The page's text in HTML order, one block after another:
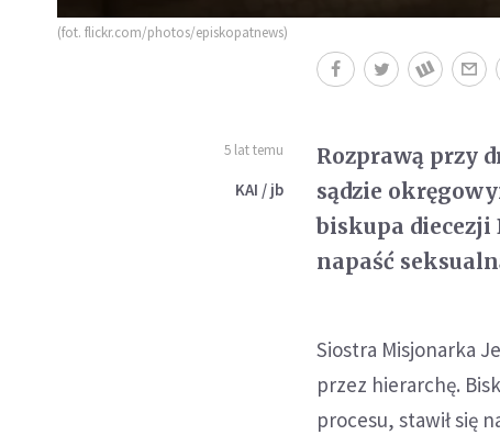
(fot. flickr.com/photos/episkopatnews)
5 lat temu
KAI / jb
Rozprawą przy
sądzie
biskupa
napaść
Siostra Misjonarka
przez hierarchę.
procesu, stawił się